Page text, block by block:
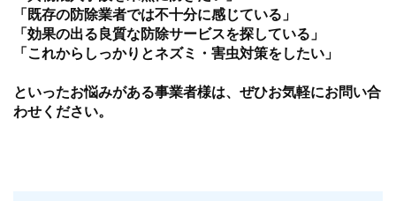
「既存の防除業者では不十分に感じている」
「効果の出る良質な防除サービスを探している」
「これからしっかりとネズミ・害虫対策をしたい」
といったお悩みがある事業者様は、ぜひお気軽にお問い合
わせください。